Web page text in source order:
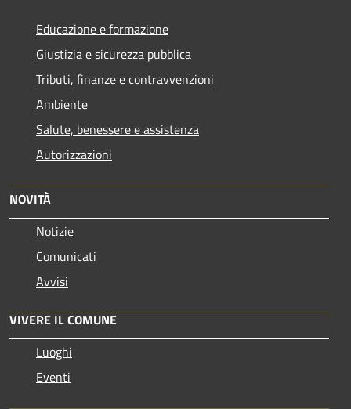
Educazione e formazione
Giustizia e sicurezza pubblica
Tributi, finanze e contravvenzioni
Ambiente
Salute, benessere e assistenza
Autorizzazioni
NOVITÀ
Notizie
Comunicati
Avvisi
VIVERE IL COMUNE
Luoghi
Eventi